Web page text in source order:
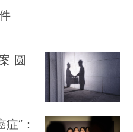
圆
”：